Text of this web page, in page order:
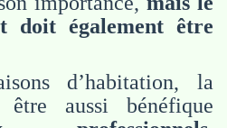
doit également être
d’habitation, la
être aussi bénéfique